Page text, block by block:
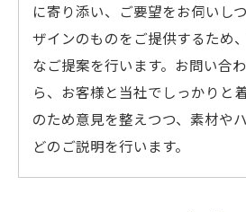
に寄り添い、ご要望をお伺いし
ザインのものをご提供するため
なご提案を行います。お問い合
ら、お客様と当社でしっかりと
のため意見を整えつつ、素材や
どのご説明を行います。